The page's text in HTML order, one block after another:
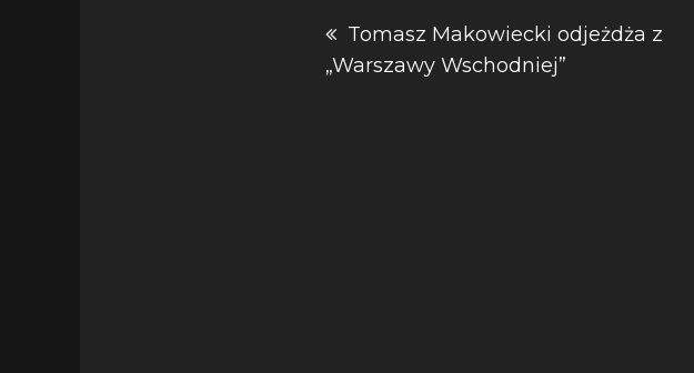
Nawigacja
wpisu
Tomasz Makowiecki odjeżdża z
„Warszawy Wschodniej”